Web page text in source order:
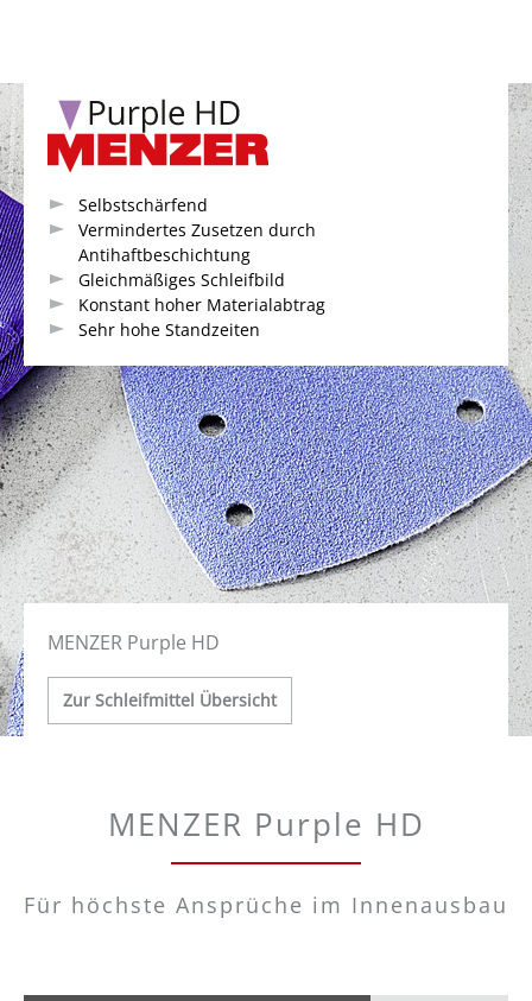
Selbstschärfend
Vermindertes Zusetzen durch
Antihaftbeschichtung
Gleichmäßiges Schleifbild
Konstant hoher Materialabtrag
Sehr hohe Standzeiten
MENZER Purple HD
Zur Schleifmittel Übersicht
MENZER Purple HD
Für höchste Ansprüche im Innenausbau